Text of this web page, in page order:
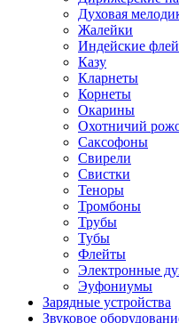
Духовая
Жалейки
Индейские
Казу
Кларнеты
Корнеты
Окарины
Охотничий
Саксофоны
Свирели
Свистки
Теноры
Тромбоны
Трубы
Тубы
Флейты
Электронные
Эуфониумы
Зарядные устройства
Звуковое